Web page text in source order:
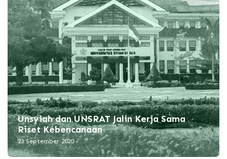
Unsyiah dan UNSRAT Jalin Kerja Sama
Riset Kebencanaan
23 September 2020